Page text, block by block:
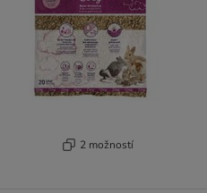
2 možností